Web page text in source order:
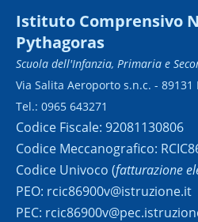
Istituto Comprensivo
Pythagoras
Scuola dell'Infanzia, Primaria e
Via Salita Aeroporto s.n.c. - 89131
Tel.: 0965 643271
Codice Fiscale: 92081130806
Codice Meccanografico:
Codice Univoco (fatturazione
PEO: rcic86900v@istruzione.it
PEC: